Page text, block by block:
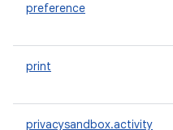
preference
print
privacysandbox.activity